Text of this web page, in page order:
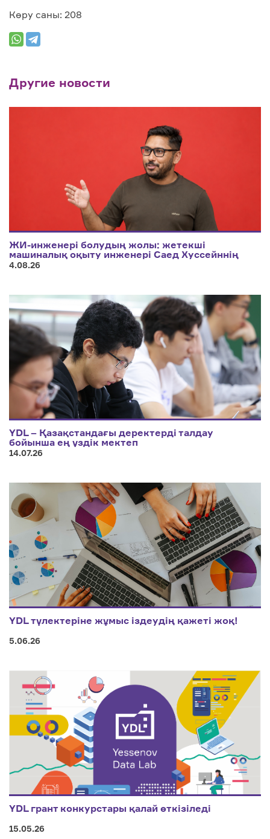
Көру саны: 208
Другие новости
ЖИ-инженері болудың жолы: жетекші
машиналық оқыту инженері Саед Хуссейннің
өмір мен мансаптың тепе-теңдігін сақтауға
4.08.26
YDL – Қазақстандағы деректерді талдау
бойынша ең үздік мектеп
14.07.26
YDL түлектеріне жұмыс іздеудің қажеті жоқ!
5.06.26
YDL грант конкурстары қалай өткізіледі
15.05.26